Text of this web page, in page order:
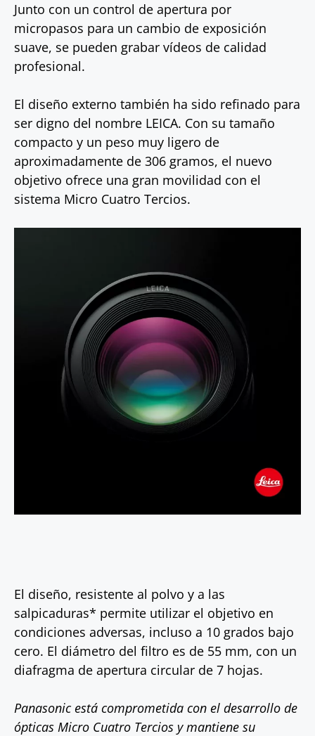
Junto con un control de apertura por
micropasos para un cambio de exposición
suave, se pueden grabar vídeos de calidad
profesional.
El diseño externo también ha sido refinado para
ser digno del nombre LEICA. Con su tamaño
compacto y un peso muy ligero de
aproximadamente de 306 gramos, el nuevo
objetivo ofrece una gran movilidad con el
sistema Micro Cuatro Tercios.
El diseño, resistente al polvo y a las
salpicaduras* permite utilizar el objetivo en
condiciones adversas, incluso a 10 grados bajo
cero. El diámetro del filtro es de 55 mm, con un
diafragma de apertura circular de 7 hojas.
Panasonic está comprometida con el desarrollo de
ópticas Micro Cuatro Tercios y mantiene su